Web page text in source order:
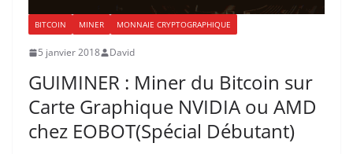
BITCOIN MINER MONNAIE CRYPTOGRAPHIQUE
5 janvier 2018 David
GUIMINER : Miner du Bitcoin sur
Carte Graphique NVIDIA ou AMD
chez EOBOT(Spécial Débutant)